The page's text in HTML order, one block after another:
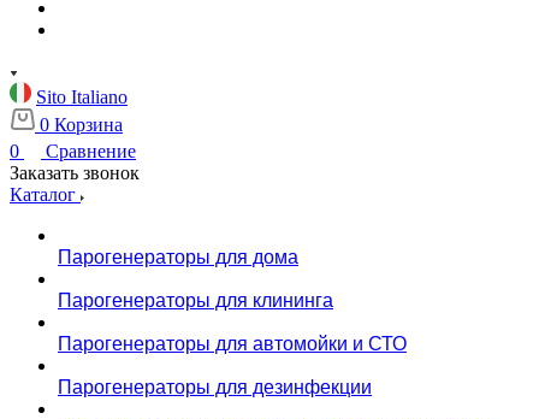
Sito Italiano
0 Корзина
0
Сравнение
Заказать звонок
Каталог
Парогенераторы для дома
Парогенераторы для клининга
Парогенераторы для автомойки и СТО
Парогенераторы для дезинфекции